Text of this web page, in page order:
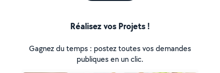
Réalisez vos Projets !
Gagnez du temps : postez toutes vos demandes
publiques en un clic.